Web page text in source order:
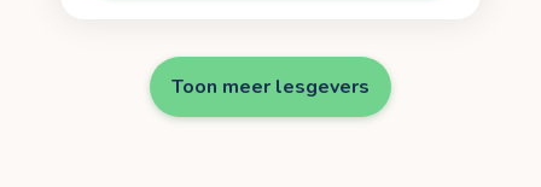
Toon meer lesgevers